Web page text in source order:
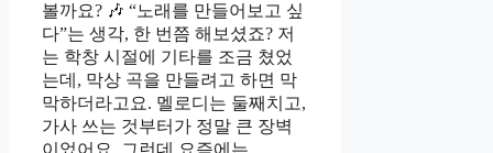
볼까요? 🎶 “노래를 만들어보고 싶
다”는 생각, 한 번쯤 해보셨죠? 저
는 학창 시절에 기타를 조금 쳤었
는데, 막상 곡을 만들려고 하면 막
막하더라고요. 멜로디는 둘째치고,
가사 쓰는 것부터가 정말 큰 장벽
이었어요. 그런데 요즘에는 …